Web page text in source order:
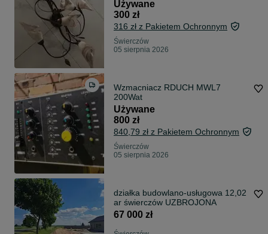
Używane
300 zł
316 zł z Pakietem Ochronnym
Świerczów
05 sierpnia 2026
Wzmacniacz RDUCH MWL7
200Wat
Używane
800 zł
840,79 zł z Pakietem Ochronnym
Świerczów
05 sierpnia 2026
działka budowlano-usługowa 12,02
ar świerczów UZBROJONA
67 000 zł